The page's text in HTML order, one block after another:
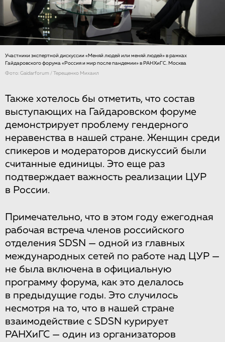
Участники экспертной дискуссии «Меняй людей или меняй людей» в рамках
Гайдаровского форума «Россия и мир после пандемии» в РАНХиГС. Москва
Фото: Gaidarforum / Терещенко Михаил
Также хотелось бы отметить, что состав
выступающих на Гайдаровском форуме
демонстрирует проблему гендерного
неравенства в нашей стране. Женщин среди
спикеров и модераторов дискуссий были
считанные единицы. Это еще раз
подтверждает важность реализации ЦУР
в России.
Примечательно, что в этом году ежегодная
рабочая встреча членов российского
отделения SDSN — одной из главных
международных сетей по работе над ЦУР —
не была включена в официальную
программу форума, как это делалось
в предыдущие годы. Это случилось
несмотря на то, что в нашей стране
взаимодействие с SDSN курирует
РАНХиГС — один из организаторов